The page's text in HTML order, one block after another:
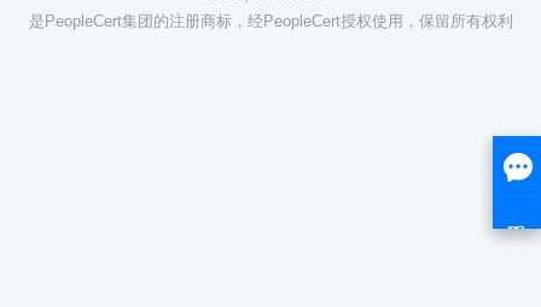
是PeopleCert集团的注册商标，经PeopleCert授权使用，保留所有权利